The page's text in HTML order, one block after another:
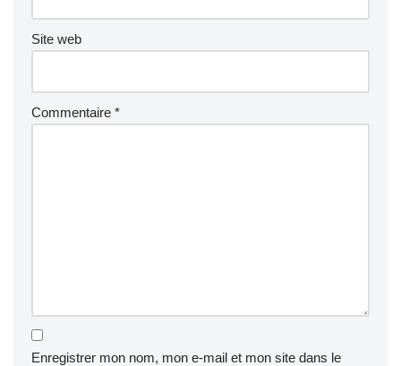
Site web
Commentaire *
Enregistrer mon nom, mon e-mail et mon site dans le